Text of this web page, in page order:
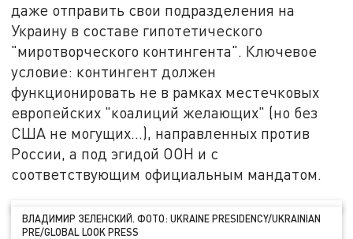
даже отправить свои подразделения на
Украину в составе гипотетического
"миротворческого контингента". Ключевое
условие: контингент должен
функционировать не в рамках местечковых
европейских "коалиций желающих" (но без
США не могущих…), направленных против
России, а под эгидой ООН и с
соответствующим официальным мандатом.
ВЛАДИМИР ЗЕЛЕНСКИЙ. ФОТО: UKRAINE PRESIDENCY/UKRAINIAN
PRE/GLOBAL LOOK PRESS